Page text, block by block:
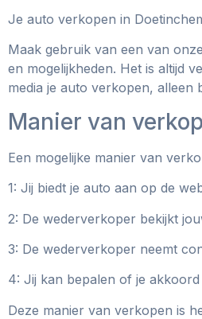
Je auto verkopen in
Maak gebruik van een van
en mogelijkheden. Het is altijd
media je auto verkopen, alleen
Manier van
Een mogelijke manier van
1: Jij biedt je auto aan op de
2: De wederverkoper bekijkt
3: De wederverkoper neemt
4: Jij kan bepalen of je
Deze manier van verkopen is